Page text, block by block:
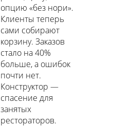
опцию «без нори».
Клиенты теперь
сами собирают
корзину. Заказов
стало на 40%
больше, а ошибок
почти нет.
Конструктор —
спасение для
занятых
рестораторов.